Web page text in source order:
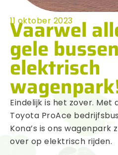
11 oktober 2023
Vaarwel
gele
elektrisch
Eindelijk is het zover. Met
Toyota ProAce
Kona’s is ons wagenpark
over op elektrisch rijden.